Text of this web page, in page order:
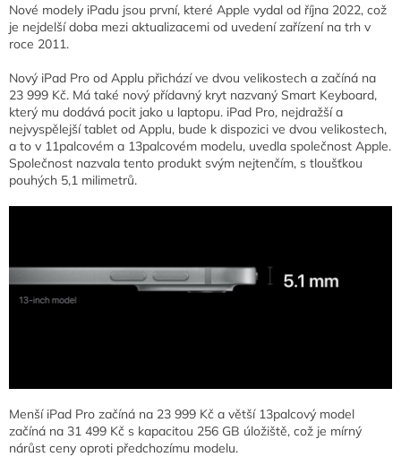
Nové modely iPadu jsou první, které Apple vydal od října 2022, což
je nejdelší doba mezi aktualizacemi od uvedení zařízení na trh v
roce 2011.
Nový iPad Pro od Applu přichází ve dvou velikostech a začíná na
23 999 Kč. Má také nový přídavný kryt nazvaný Smart Keyboard,
který mu dodává pocit jako u laptopu. iPad Pro, nejdražší a
nejvyspělejší tablet od Applu, bude k dispozici ve dvou velikostech,
a to v 11palcovém a 13palcovém modelu, uvedla společnost Apple.
Společnost nazvala tento produkt svým nejtenčím, s tloušťkou
pouhých 5,1 milimetrů.
Menší iPad Pro začíná na 23 999 Kč a větší 13palcový model
začíná na 31 499 Kč s kapacitou 256 GB úložiště, což je mírný
nárůst ceny oproti předchozímu modelu.